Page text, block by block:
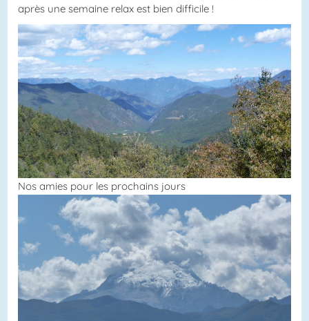
après une semaine relax est bien difficile !
Nos amies pour les prochains jours